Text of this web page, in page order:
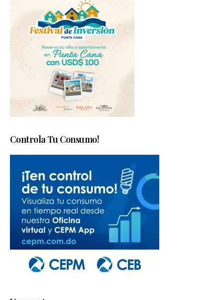
Controla Tu Consumo!